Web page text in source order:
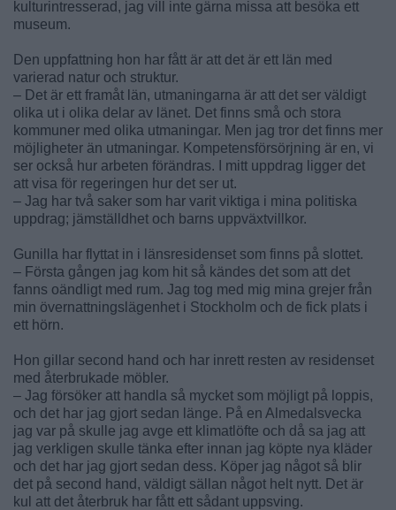
kulturintresserad, jag vill inte gärna missa att besöka ett
museum.
Den uppfattning hon har fått är att det är ett län med
varierad natur och struktur.
– Det är ett framåt län, utmaningarna är att det ser väldigt
olika ut i olika delar av länet. Det finns små och stora
kommuner med olika utmaningar. Men jag tror det finns mer
möjligheter än utmaningar. Kompetensförsörjning är en, vi
ser också hur arbeten förändras. I mitt uppdrag ligger det
att visa för regeringen hur det ser ut.
– Jag har två saker som har varit viktiga i mina politiska
uppdrag; jämställdhet och barns uppväxtvillkor.
Gunilla har flyttat in i länsresidenset som finns på slottet.
– Första gången jag kom hit så kändes det som att det
fanns oändligt med rum. Jag tog med mig mina grejer från
min övernattningslägenhet i Stockholm och de fick plats i
ett hörn.
Hon gillar second hand och har inrett resten av residenset
med återbrukade möbler.
– Jag försöker att handla så mycket som möjligt på loppis,
och det har jag gjort sedan länge. På en Almedalsvecka
jag var på skulle jag avge ett klimatlöfte och då sa jag att
jag verkligen skulle tänka efter innan jag köpte nya kläder
och det har jag gjort sedan dess. Köper jag något så blir
det på second hand, väldigt sällan något helt nytt. Det är
kul att det återbruk har fått ett sådant uppsving.